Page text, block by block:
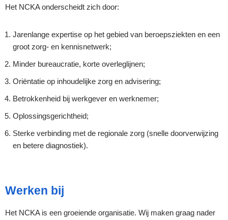
Het NCKA onderscheidt zich door:
Jarenlange expertise op het gebied van beroepsziekten en een
groot zorg- en kennisnetwerk;
Minder bureaucratie, korte overleglijnen;
Oriëntatie op inhoudelijke zorg en advisering;
Betrokkenheid bij werkgever en werknemer;
Oplossingsgerichtheid;
Sterke verbinding met de regionale zorg (snelle doorverwijzing
en betere diagnostiek).
Werken bij
Het NCKA is een groeiende organisatie. Wij maken graag nader